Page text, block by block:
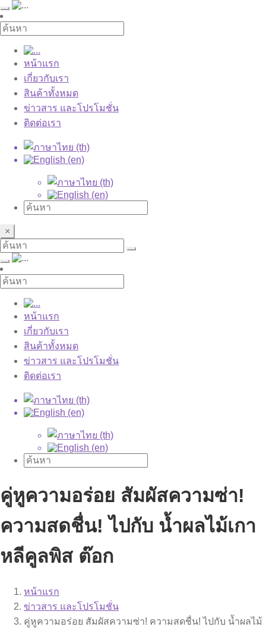
หน้าแรก
เกี่ยวกับเรา
สินค้าทั้งหมด
ข่าวสาร และโปรโมชั่น
ติดต่อเรา
×
หน้าแรก
เกี่ยวกับเรา
สินค้าทั้งหมด
ข่าวสาร และโปรโมชั่น
ติดต่อเรา
คู่หูความอร่อย สัมผัสความซ่า!
ความสดชื่น! ไปกับ น้ำผลไม้เกา
หลีคูลพิส ต๊อก
หน้าแรก
ข่าวสาร และโปรโมชั่น
คู่หูความอร่อย สัมผัสความซ่า! ความสดชื่น! ไปกับ น้ำผลไม้